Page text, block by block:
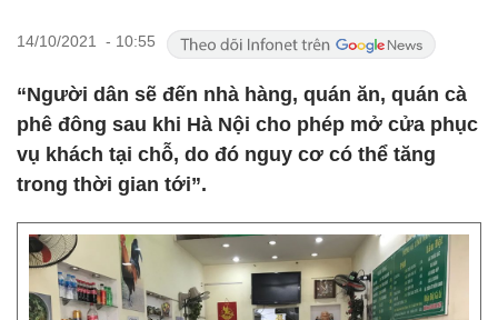
14/10/2021 - 10:55
“Người dân sẽ đến nhà hàng, quán ăn, quán cà
phê đông sau khi Hà Nội cho phép mở cửa phục
vụ khách tại chỗ, do đó nguy cơ có thể tăng
trong thời gian tới”.